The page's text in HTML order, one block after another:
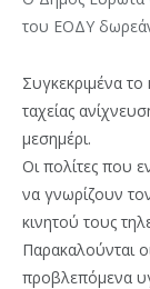
του ΕΟΔΥ
Συγκεκριμένα
ταχείας
μεσημέρι.
Οι πολίτες που
να γνωρίζουν
κινητού τους
Παρακαλούνται
προβλεπόμενα